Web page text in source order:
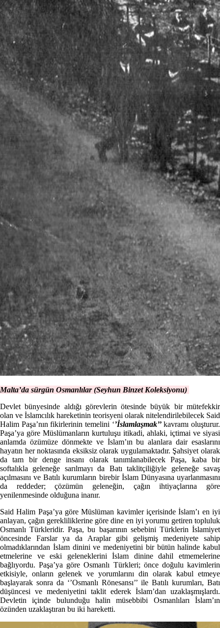
Malta’da sürgün Osmanlılar (Seyhun Binzet Koleksiyonu)
Devlet bünyesinde aldığı görevlerin ötesinde büyük bir mütefekkir
olan ve İslamcılık hareketinin teorisyeni olarak nitelendirilebilecek Said
Halim Paşa’nın fikirlerinin temelini ‘’İslamlaşmak’’ kavramı oluşturur.
Paşa’ya göre Müslümanların kurtuluşu itikadi, ahlaki, içtimai ve siyasi
anlamda özümüze dönmekte ve İslam’ın bu alanlara dair esaslarını
hayatın her noktasında eksiksiz olarak uygulamaktadır. Şahsiyet olarak
da tam bir denge insanı olarak tanımlanabilecek Paşa, kaba bir
softalıkla geleneğe sarılmayı da Batı taklitçiliğiyle geleneğe savaş
açılmasını ve Batılı kurumların birebir İslam Dünyasına uyarlanmasını
da reddeder; çözümün geleneğin, çağın ihtiyaçlarına göre
yenilenmesinde olduğuna inanır.
Said Halim Paşa’ya göre Müslüman kavimler içerisinde İslam’ı en iyi
anlayan, çağın gerekliliklerine göre dine en iyi yorumu getiren topluluk
Osmanlı Türkleridir. Paşa, bu başarının sebebini Türklerin İslamiyet
öncesinde Farslar ya da Araplar gibi gelişmiş medeniyete sahip
olmadıklarından İslam dinini ve medeniyetini bir bütün halinde kabul
etmelerine ve eski geleneklerini İslam dinine dahil etmemelerine
bağlıyordu. Paşa’ya göre Osmanlı Türkleri; önce doğulu kavimlerin
etkisiyle, onların gelenek ve yorumlarını din olarak kabul etmeye
başlayarak sonra da ‘’Osmanlı Rönesansı’’ ile Batılı kurumları, Batı
düşüncesi ve medeniyetini taklit ederek İslam’dan uzaklaşmışlardı.
Devletin içinde bulunduğu halin müsebbibi Osmanlıları İslam’ın
özünden uzaklaştıran bu iki hareketti.